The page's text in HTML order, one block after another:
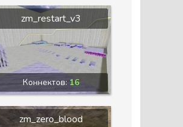
Коннектов: 16
zm_restart_v3
zm_zero_blood